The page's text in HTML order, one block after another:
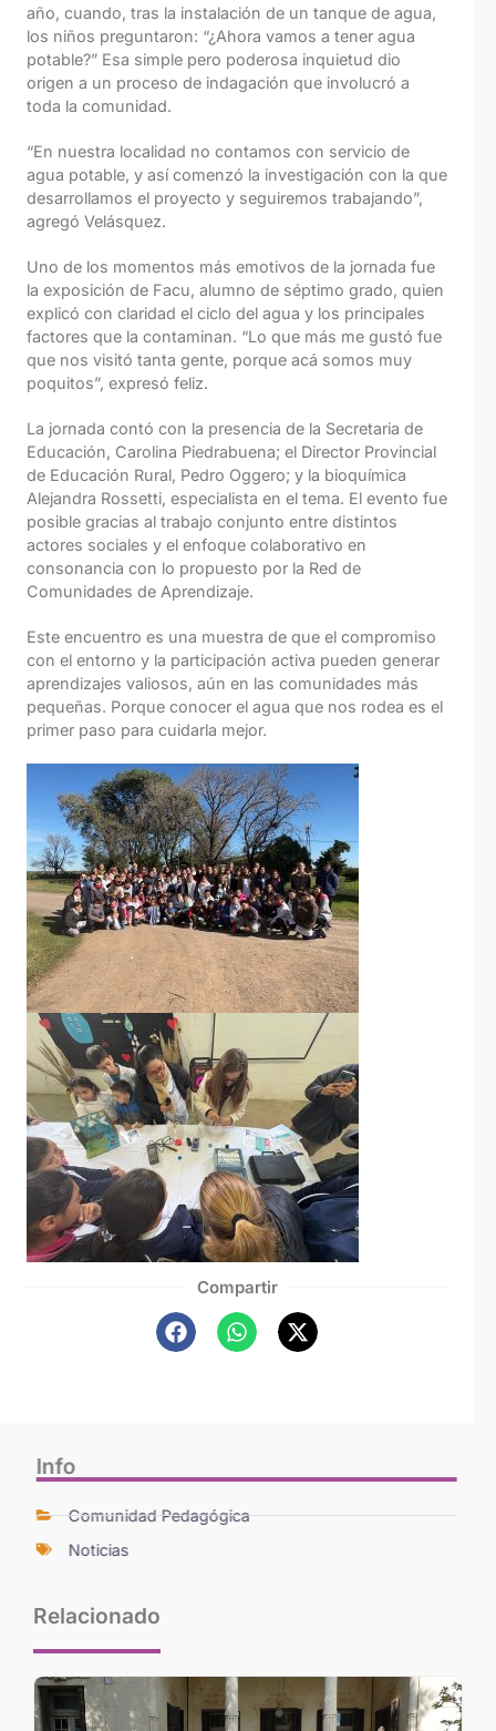
año, cuando, tras la instalación de un tanque de agua,
los niños preguntaron: “¿Ahora vamos a tener agua
potable?” Esa simple pero poderosa inquietud dio
origen a un proceso de indagación que involucró a
toda la comunidad.
“En nuestra localidad no contamos con servicio de
agua potable, y así comenzó la investigación con la que
desarrollamos el proyecto y seguiremos trabajando”,
agregó Velásquez.
Uno de los momentos más emotivos de la jornada fue
la exposición de Facu, alumno de séptimo grado, quien
explicó con claridad el ciclo del agua y los principales
factores que la contaminan. “Lo que más me gustó fue
que nos visitó tanta gente, porque acá somos muy
poquitos”, expresó feliz.
La jornada contó con la presencia de la Secretaria de
Educación, Carolina Piedrabuena; el Director Provincial
de Educación Rural, Pedro Oggero; y la bioquímica
Alejandra Rossetti, especialista en el tema. El evento fue
posible gracias al trabajo conjunto entre distintos
actores sociales y el enfoque colaborativo en
consonancia con lo propuesto por la Red de
Comunidades de Aprendizaje.
Este encuentro es una muestra de que el compromiso
con el entorno y la participación activa pueden generar
aprendizajes valiosos, aún en las comunidades más
pequeñas. Porque conocer el agua que nos rodea es el
primer paso para cuidarla mejor.
Compartir
Info
Comunidad Pedagógica
Noticias
Relacionado